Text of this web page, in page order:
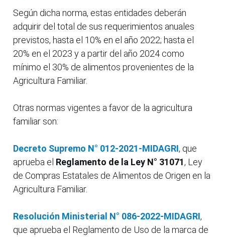
Según dicha norma, estas entidades deberán
adquirir del total de sus requerimientos anuales
previstos, hasta el 10% en el año 2022; hasta el
20% en el 2023 y a partir del año 2024 como
mínimo el 30% de alimentos provenientes de la
Agricultura Familiar.
Otras normas vigentes a favor de la agricultura
familiar son:
Decreto Supremo N° 012-2021-MIDAGRI, que
aprueba el Reglamento de la Ley N° 31071, Ley
de Compras Estatales de Alimentos de Origen en la
Agricultura Familiar.
Resolución Ministerial N° 086-2022-MIDAGRI,
que aprueba el Reglamento de Uso de la marca de